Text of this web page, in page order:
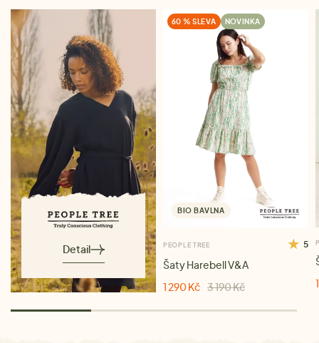
Detail
60 % SLEVA NOVINKA
BIO BAVLNA
PEOPLE TREE 5
Šaty Harebell V&A
1 290 Kč 3 190 Kč